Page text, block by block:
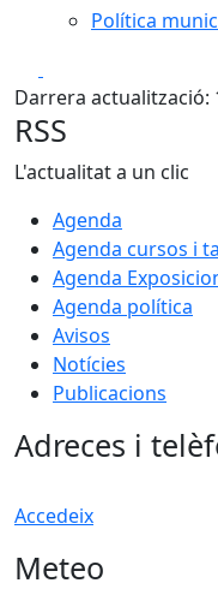
Política
Darrera actualització:
RSS
L'actualitat a un clic
Agenda
Agenda cursos i
Agenda
Agenda política
Avisos
Notícies
Publicacions
Adreces i
Accedeix
Meteo